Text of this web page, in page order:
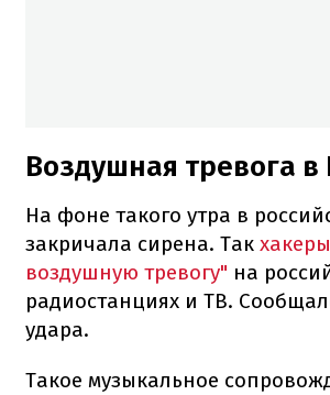
Воздушная тревога в
На фоне такого утра в
закричала сирена. Так
воздушную тревогу" на
радиостанциях и ТВ.
удара.
Такое музыкальное